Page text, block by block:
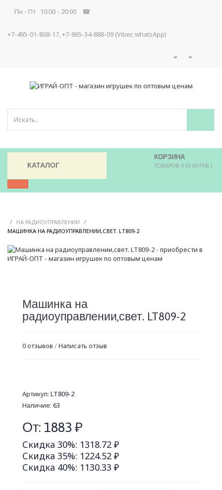
Пн - Пт 10:00 - 20:00 ☎
+7-495-01-808-17, +7-965-34-888-09 (Viber, whatsApp)
КОРЗИНА
ТОВАРОВ 0 (0.00 РУБ.)
КАТАЛОГ
/ НА РАДИОУПРАВЛЕНИИ /
МАШИНКА НА РАДИОУПРАВЛЕНИИ,СВЕТ. LT809-2
Машинка на
радиоуправлении,свет. LT809-2
0 отзывов /Написать отзыв
Артикул: LT809-2
Наличие: 63
От: 1883 ₽
Скидка 30%: 1318.72 ₽
Скидка 35%: 1224.52 ₽
Скидка 40%: 1130.33 ₽